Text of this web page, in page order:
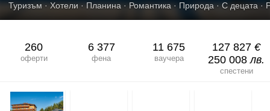
Туризъм·Хотели·Планина·Романтика· Природа·С децата·
260
оферти
6 377
фена
11 675
ваучера
127 827 €
250 008лв.
спестени